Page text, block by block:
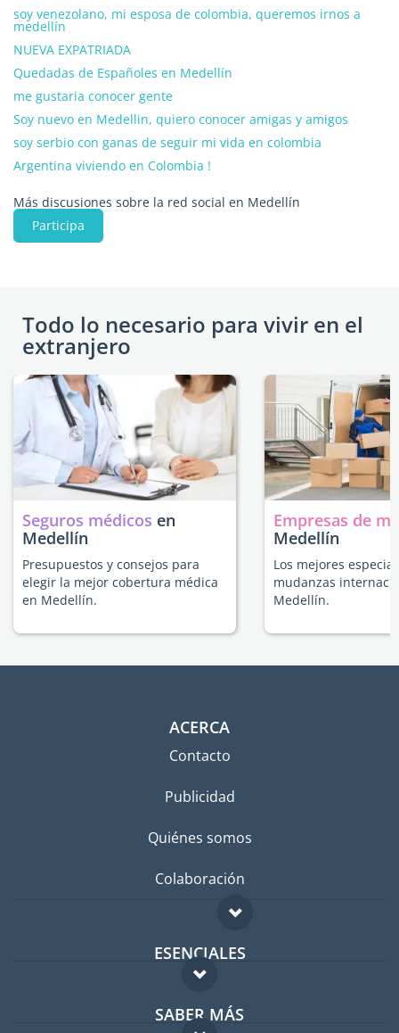
soy venezolano, mi esposa de colombia, queremos irnos a
medellín
NUEVA EXPATRIADA
Quedadas de Españoles en Medellín
me gustaria conocer gente
Soy nuevo en Medellin, quiero conocer amigas y amigos
soy serbio con ganas de seguir mi vida en colombia
Argentina viviendo en Colombia !
Más discusiones sobre la red social en Medellín
Participa
Todo lo necesario para vivir en el
extranjero
Seguros médicos en
Medellín
Presupuestos y consejos para
elegir la mejor cobertura médica
en Medellín.
Empresas de
Medellín
Los mejores
mudanzas
Medellín.
ACERCA
Contacto
Publicidad
Quiénes somos
Colaboración
ESENCIALES
Foro para expatriados
Guía para expatriados
SABER MÁS